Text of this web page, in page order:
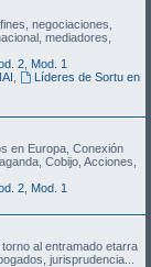
negociaciones,
mediadores,
2 Mod. 1
Líderes de Sortu en
en Europa, Conexión
Cobijo, Acciones,
2 Mod. 1
al entramado etarra
jurisprudencia...